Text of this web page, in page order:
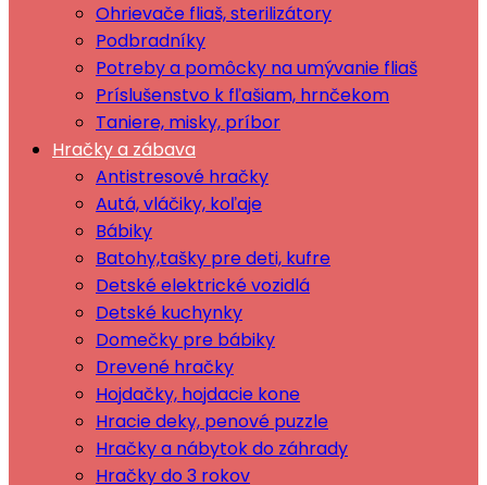
Ohrievače fliaš, sterilizátory
Podbradníky
Potreby a pomôcky na umývanie fliaš
Príslušenstvo k fľašiam, hrnčekom
Taniere, misky, príbor
Hračky a zábava
Antistresové hračky
Autá, vláčiky, koľaje
Bábiky
Batohy,tašky pre deti, kufre
Detské elektrické vozidlá
Detské kuchynky
Domečky pre bábiky
Drevené hračky
Hojdačky, hojdacie kone
Hracie deky, penové puzzle
Hračky a nábytok do záhrady
Hračky do 3 rokov